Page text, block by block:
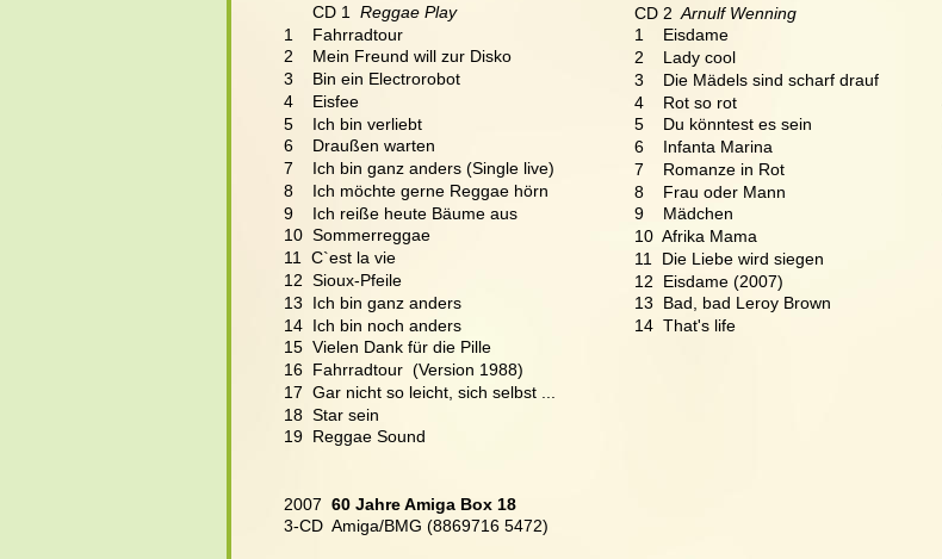
      CD 1
Reggae Play
1    Fahrradtour
2    Mein Freund will zur Disko
3    Bin ein Electrorobot
4    Eisfee
5    Ich bin verliebt
6    Draußen warten
7    Ich bin ganz anders (Single live)
8    Ich möchte gerne Reggae hörn
9    Ich reiße heute Bäume aus
10  Sommerreggae
11  C`est la vie
12  Sioux-Pfeile
13  Ich bin ganz anders
14  Ich bin noch anders
15  Vielen Dank für die Pille
16  Fahrradtour  (Version 1988)
17  Gar nicht so leicht, sich selbst ...
18  Star sein
19  Reggae Sound
2007 60 Jahre Amiga Box 18
3-CD  Amiga/BMG (8869716 5472)
CD 2 Arnulf Wenning
1    Eisdame
2    Lady cool
3    Die Mädels sind scharf drauf
4    Rot so rot
5    Du könntest es sein
6    Infanta Marina
7    Romanze in Rot
8    Frau oder Mann
9    Mädchen
10  Afrika Mama
11  Die Liebe wird siegen
12  Eisdame (2007)
13  Bad, bad Leroy Brown
14  That's life